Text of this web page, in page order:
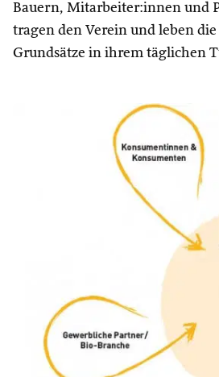
Bauern, Mitarbeiter:innen und
tragen den Verein und leben
Grundsätze in ihrem täglichen